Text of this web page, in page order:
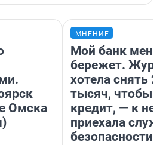
Омска
МНЕНИЕ
Мой банк меня
бережет.
хотела снять
тысяч, чтобы
кредит, — к
приехала
безопасности